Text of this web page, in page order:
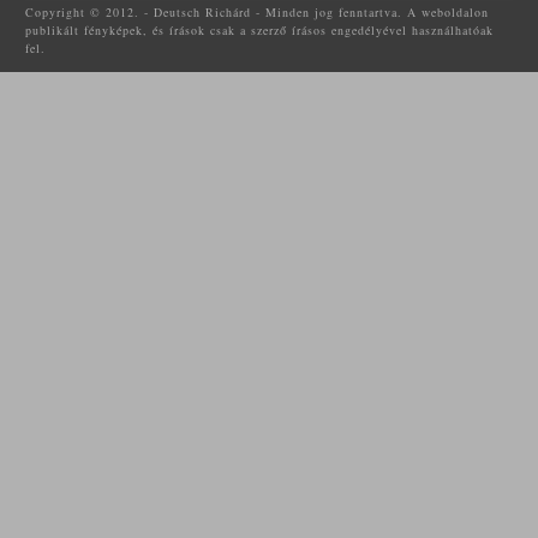
Copyright © 2012. - Deutsch Richárd - Minden jog fenntartva. A weboldalon
publikált fényképek, és írások csak a szerző írásos engedélyével használhatóak
fel.